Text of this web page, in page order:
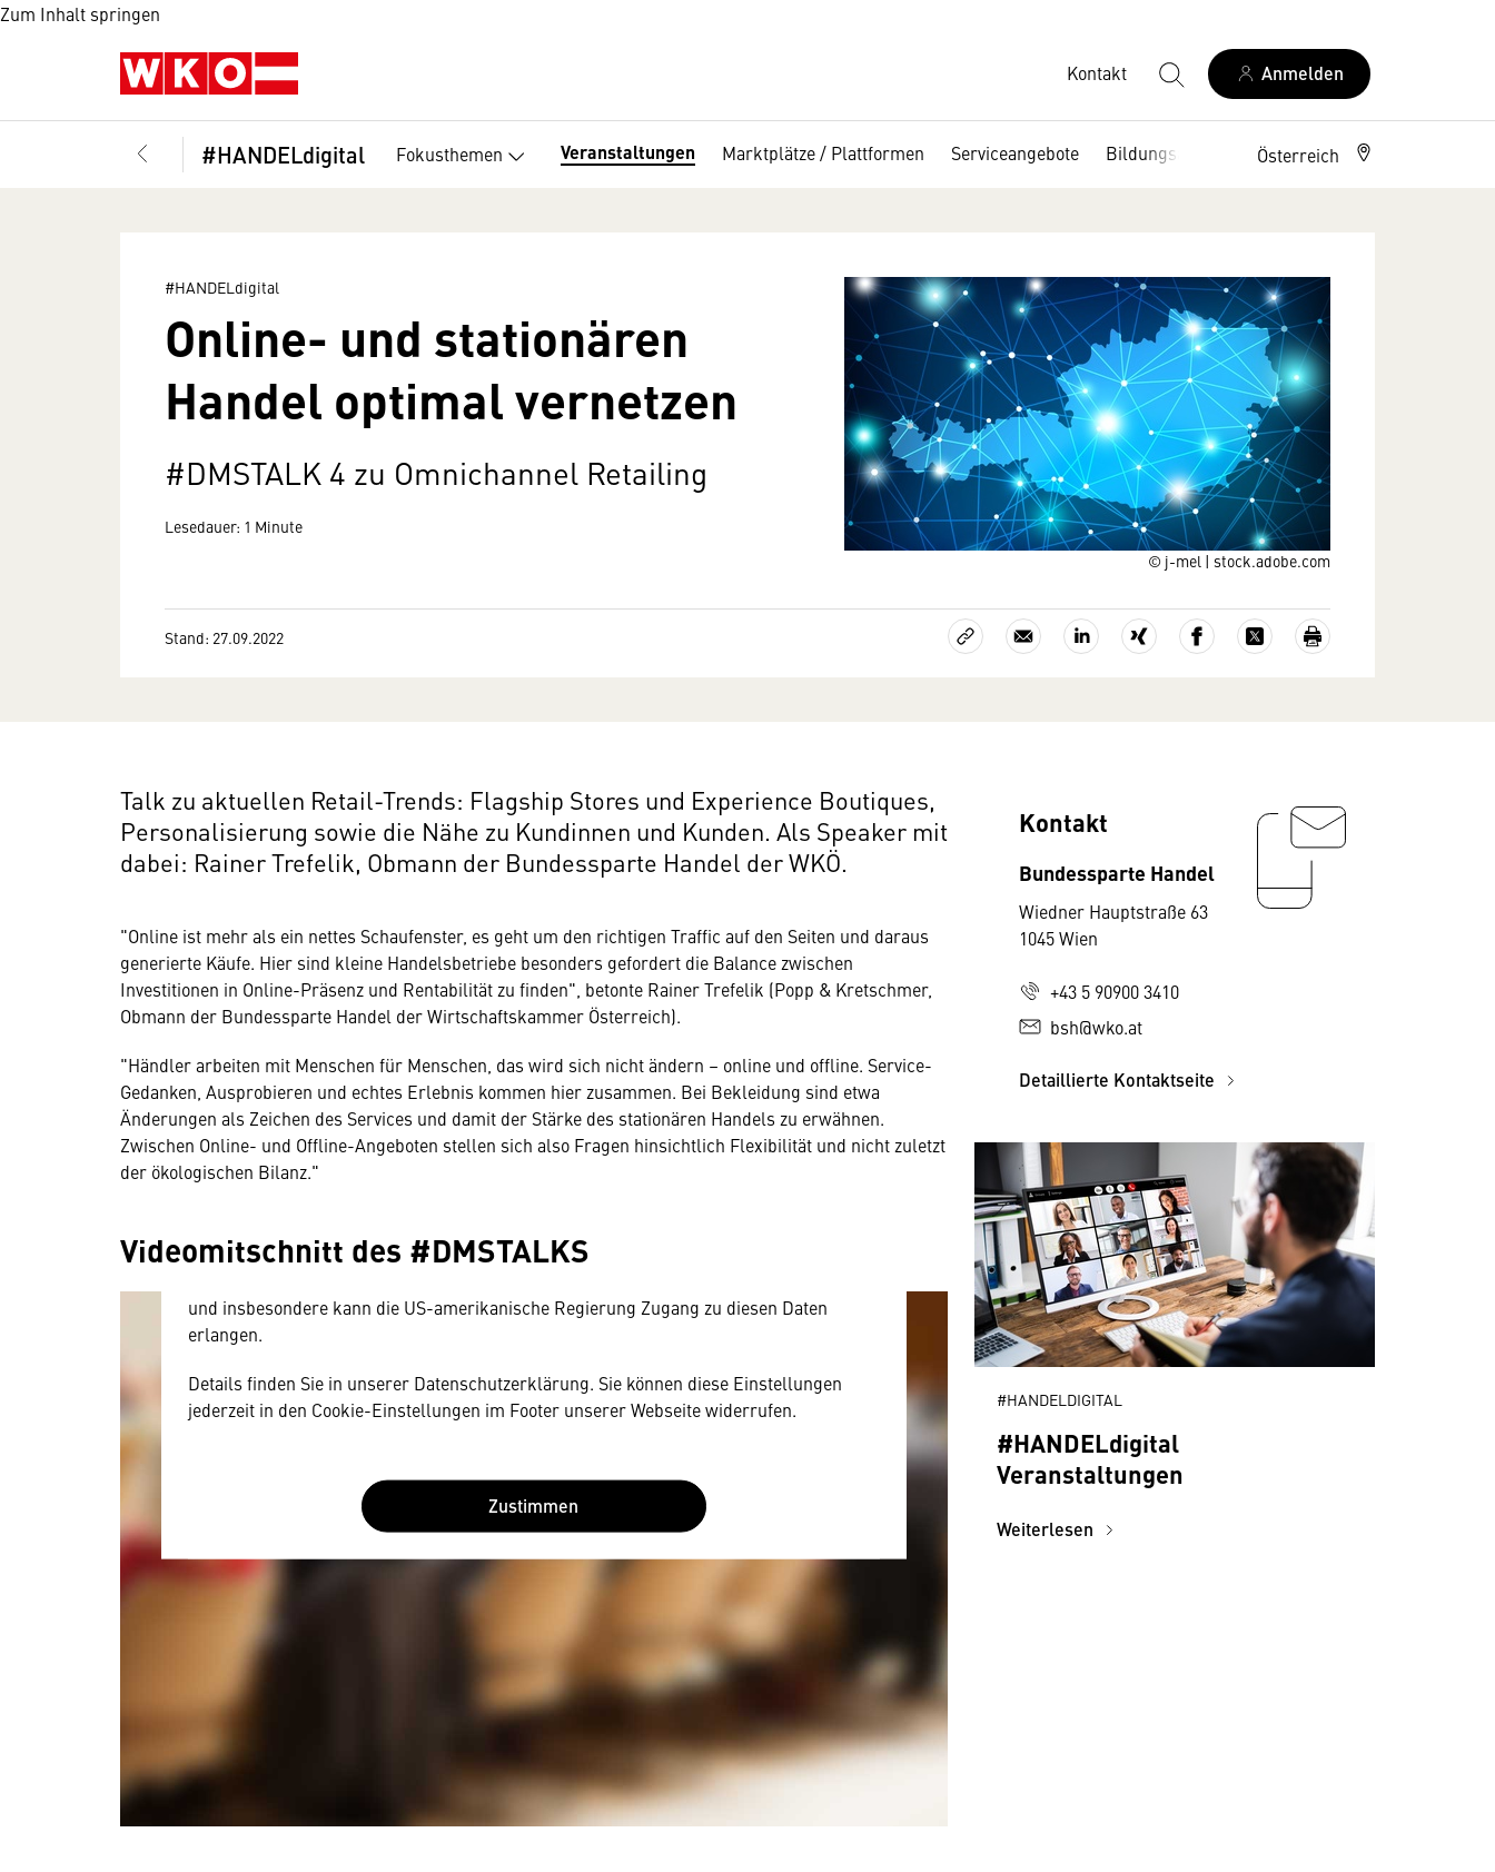
Zum Inhalt springen
Kontakt Anmelden
#HANDELdigital Fokusthemen Veranstaltungen Marktplätze / Plattformen Serviceangebote Bildungsangebote Österreich
© j-mel | stock.adobe.com
#HANDELdigital
Online- und stationären
Handel optimal vernetzen
#DMSTALK 4 zu Omnichannel Retailing
Lesedauer: 1 Minute
Stand: 27.09.2022
Talk zu aktuellen Retail-Trends: Flagship Stores und Experience Boutiques,
Personalisierung sowie die Nähe zu Kundinnen und Kunden. Als Speaker mit
dabei: Rainer Trefelik, Obmann der Bundessparte Handel der WKÖ.
"Online ist mehr als ein nettes Schaufenster, es geht um den richtigen Traffic auf den Seiten und daraus
generierte Käufe. Hier sind kleine Handelsbetriebe besonders gefordert die Balance zwischen
Investitionen in Online-Präsenz und Rentabilität zu finden", betonte Rainer Trefelik (Popp & Kretschmer,
Obmann der Bundessparte Handel der Wirtschaftskammer Österreich).
"Händler arbeiten mit Menschen für Menschen, das wird sich nicht ändern – online und offline. Service-
Gedanken, Ausprobieren und echtes Erlebnis kommen hier zusammen. Bei Bekleidung sind etwa
Änderungen als Zeichen des Services und damit der Stärke des stationären Handels zu erwähnen.
Zwischen Online- und Offline-Angeboten stellen sich also Fragen hinsichtlich Flexibilität und nicht zuletzt
der ökologischen Bilanz."
Videomitschnitt des #DMSTALKS
Wir benötigen Ihre Zustimmung
Geräten und Nutzerverhalten mitunter mit US-amerikanischen Anbietern austauscht.
und insbesondere kann die US-amerikanische Regierung Zugang zu diesen Daten
erlangen.
Details finden Sie in unserer Datenschutzerklärung. Sie können diese Einstellungen
jederzeit in den Cookie-Einstellungen im Footer unserer Webseite widerrufen.
Zustimmen
Kontakt
Bundessparte Handel
Wiedner Hauptstraße 63
1045 Wien
+43 5 90900 3410
bsh@wko.at
Detaillierte Kontaktseite
#HANDELDIGITAL
#HANDELdigital
Veranstaltungen
Weiterlesen